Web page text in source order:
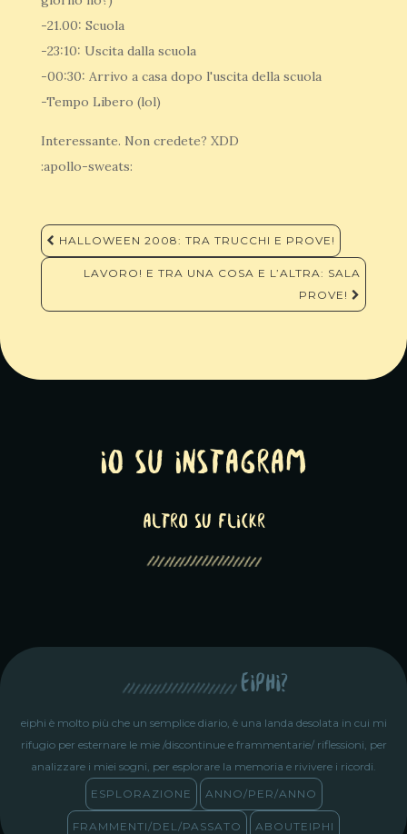
-21.00: Scuola
-23:10: Uscita dalla scuola
-00:30: Arrivo a casa dopo l'uscita della scuola
-Tempo Libero (lol)
Interessante. Non credete? XDD
:apollo-sweats:
Navigazione
articoli
HALLOWEEN 2008: TRA TRUCCHI E PROVE!
LAVORO! E TRA UNA COSA E L’ALTRA: SALA
PROVE!
Io su Instagram
altro su Flickr
eiphi?
eiphi è molto più che un semplice diario, è una landa desolata in cui mi
rifugio per esternare le mie /discontinue e frammentarie/ riflessioni, per
analizzare i miei sogni, per esplorare la memoria e rivivere i ricordi.
ESPLORAZIONE
ANNO/PER/ANNO
FRAMMENTI/DEL/PASSATO ABOUTEIPHI